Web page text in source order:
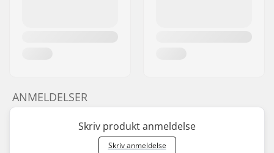
ANMELDELSER
Skriv produkt anmeldelse
Skriv anmeldelse